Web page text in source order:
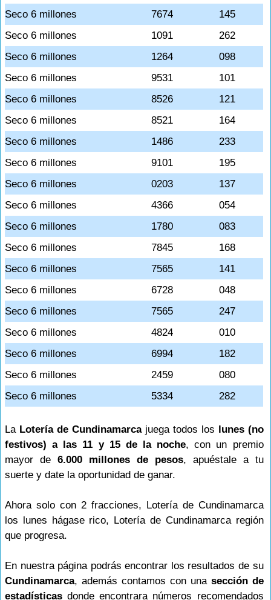
Seco 6 millones
7674
145
Seco 6 millones
1091
262
Seco 6 millones
1264
098
Seco 6 millones
9531
101
Seco 6 millones
8526
121
Seco 6 millones
8521
164
Seco 6 millones
1486
233
Seco 6 millones
9101
195
Seco 6 millones
0203
137
Seco 6 millones
4366
054
Seco 6 millones
1780
083
Seco 6 millones
7845
168
Seco 6 millones
7565
141
Seco 6 millones
6728
048
Seco 6 millones
7565
247
Seco 6 millones
4824
010
Seco 6 millones
6994
182
Seco 6 millones
2459
080
Seco 6 millones
5334 282
La Lotería de Cundinamarcajuega todos los lunes (no
festivos) a las 11 y 15 de la noche, con un premio
mayor de 6.000 millones de pesos, apuéstale a tu
suerte y date la oportunidad de ganar.
Ahora solo con 2 fracciones, Lotería de Cundinamarca
los lunes hágase rico, Lotería de Cundinamarca región
que progresa.
En nuestra página podrás encontrar los resultados de su
Cundinamarca, además contamos con una sección de
estadísticas donde encontrara números recomendados